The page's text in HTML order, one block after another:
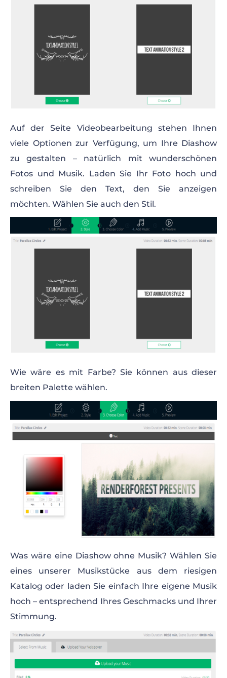
Auf der Seite Videobearbeitung stehen Ihnen
viele Optionen zur Verfügung, um Ihre Diashow
zu gestalten – natürlich mit wunderschönen
Fotos und Musik. Laden Sie Ihr Foto hoch und
schreiben Sie den Text, den Sie anzeigen
möchten. Wählen Sie auch den Stil.
Wie wäre es mit Farbe? Sie können aus dieser
breiten Palette wählen.
Was wäre eine Diashow ohne Musik? Wählen Sie
eines unserer Musikstücke aus dem riesigen
Katalog oder laden Sie einfach Ihre eigene Musik
hoch – entsprechend Ihres Geschmacks und Ihrer
Stimmung.